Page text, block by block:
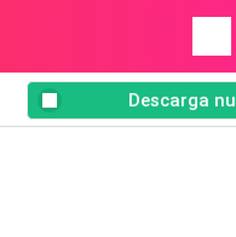
Descarga